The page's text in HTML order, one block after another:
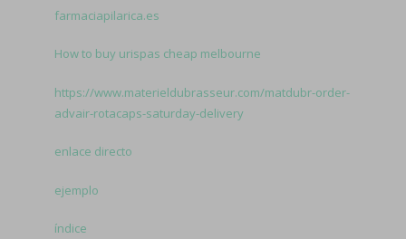
farmaciapilarica.es
How to buy urispas cheap melbourne
https://www.materieldubrasseur.com/matdubr-order-
advair-rotacaps-saturday-delivery
enlace directo
ejemplo
índice